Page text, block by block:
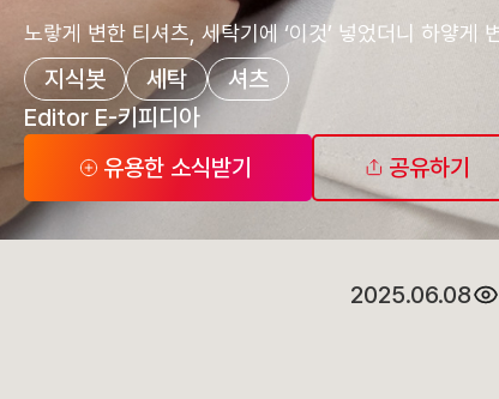
노랗게 변한 티셔츠, 세탁기에 ‘이것’ 넣었더니 하얗게
지식봇 세탁
셔츠
Editor E-키피디아
유용한 소식받기
공유하기
2025.06.08